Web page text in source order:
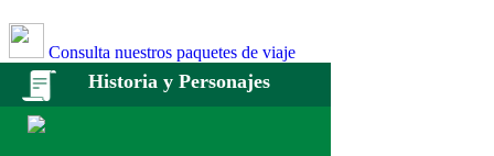
Consulta nuestros paquetes de viaje
Historia y Personajes